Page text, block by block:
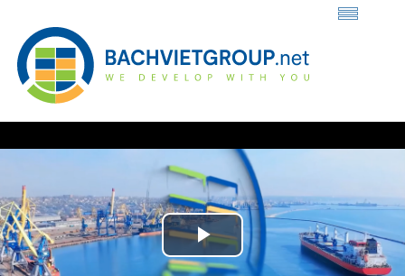
Play